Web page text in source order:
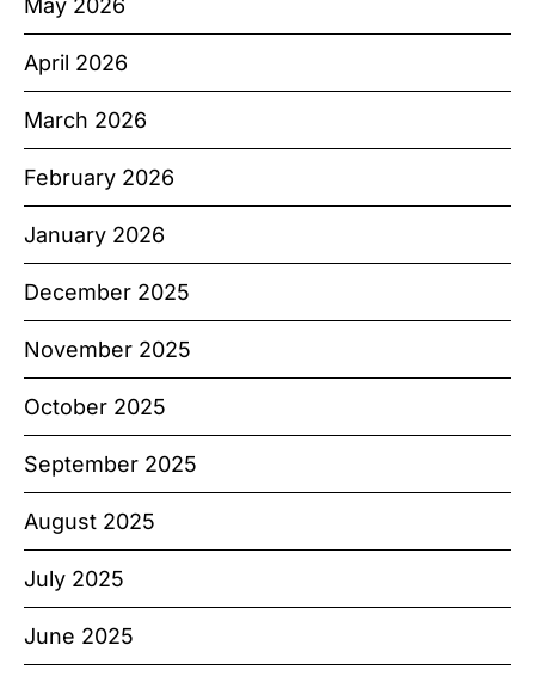
May 2026
April 2026
March 2026
February 2026
January 2026
December 2025
November 2025
October 2025
September 2025
August 2025
July 2025
June 2025